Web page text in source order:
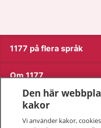
1177 på flera språk
Om 1177
Kontakt
Den här
kakor
Vi använder kakor,